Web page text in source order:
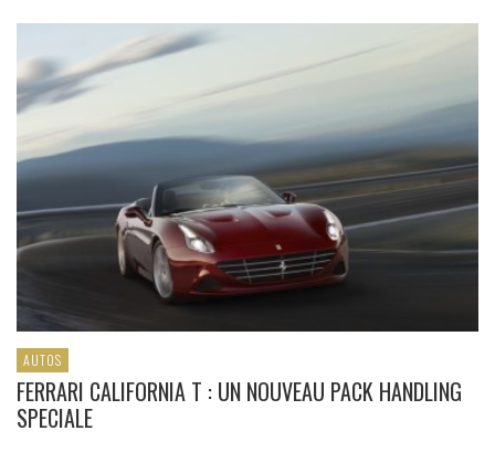
AUTOS
FERRARI CALIFORNIA T : UN NOUVEAU PACK HANDLING
SPECIALE